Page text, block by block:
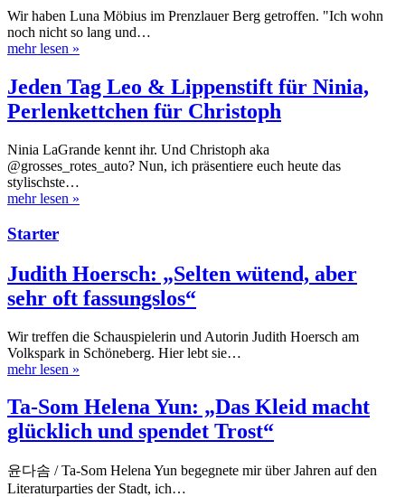
Wir haben Luna Möbius im Prenzlauer Berg getroffen. "Ich wohn
noch nicht so lang und…
mehr lesen »
Jeden Tag Leo & Lippenstift für Ninia,
Perlenkettchen für Christoph
Ninia LaGrande kennt ihr. Und Christoph aka
@grosses_rotes_auto? Nun, ich präsentiere euch heute das
stylischste…
mehr lesen »
Starter
Judith Hoersch: „Selten wütend, aber
sehr oft fassungslos“
Wir treffen die Schauspielerin und Autorin Judith Hoersch am
Volkspark in Schöneberg. Hier lebt sie…
mehr lesen »
Ta-Som Helena Yun: „Das Kleid macht
glücklich und spendet Trost“
윤다솜 / Ta-Som Helena Yun begegnete mir über Jahren auf den
Literaturparties der Stadt, ich…